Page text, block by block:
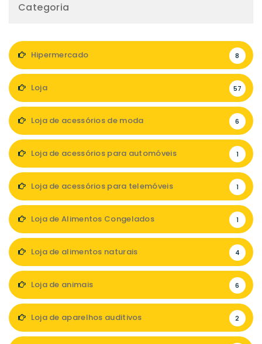
Categoria
Hipermercado 8
Loja 57
Loja de acessórios de moda 6
Loja de acessórios para automóveis 1
Loja de acessórios para telemóveis 1
Loja de Alimentos Congelados 1
Loja de alimentos naturais 4
Loja de animais 6
Loja de aparelhos auditivos 2